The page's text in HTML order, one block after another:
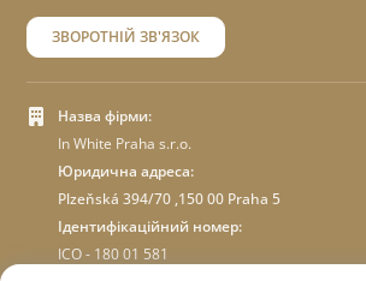
ЗВОРОТНІЙ ЗВ'ЯЗОК
Назва фірми:
In White Praha s.r.o.
Юридична адреса:
Plzeňská 394/70 ,150 00 Praha 5
Ідентифікаційний номер:
ICO - 180 01 581